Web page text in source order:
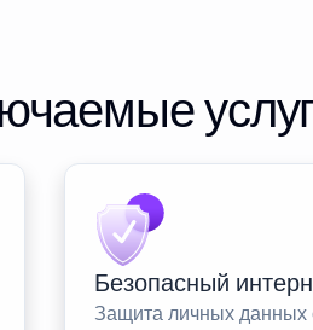
Безопасный
Защита личных данных